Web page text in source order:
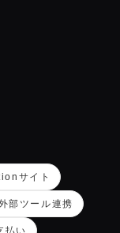
サイト
部ツール連携
払い